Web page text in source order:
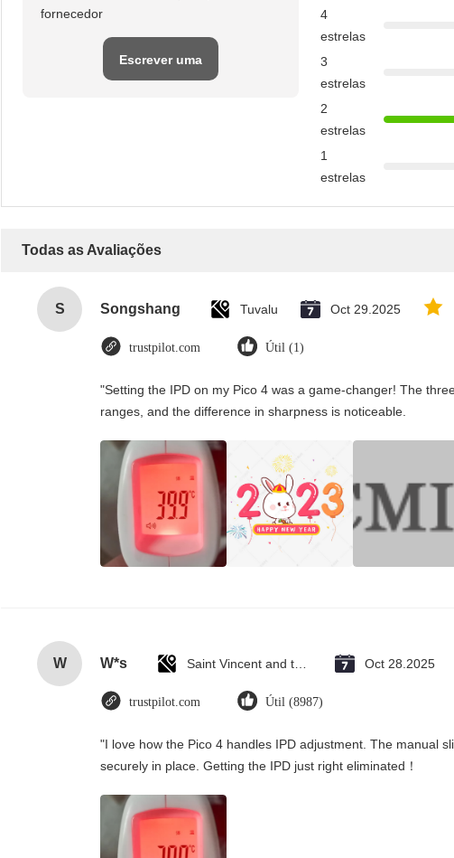
fornecedor
Escrever uma
4
estrelas
3
estrelas
2
estrelas
1
estrelas
Todas as Avaliações
S Songshang Tuvalu Oct 29.2025
trustpilot.com Útil (1)
"Setting the IPD on my Pico 4 was a game-changer! The
ranges, and the difference in sharpness is noticeable.
W W*s Oct 28.2025
trustpilot.com Útil (8987)
"I love how the Pico 4 handles IPD adjustment. The manual
securely in place. Getting the IPD just right eliminated！